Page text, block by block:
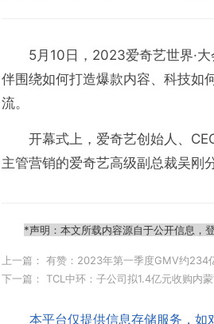
5月10日，2023爱奇艺世界·
伴围绕如何打造爆款内容、科技如
流。
开幕式上，爱奇艺创始人、
主管营销的爱奇艺高级副总裁吴刚
*声明：本文所载内容源自于公开信息，
上一篇：有赞：2023年第一季度GMV约234
下一篇： TCL中环：子公司拟1.4亿元收购内
本平台仅提供信息存储服务，